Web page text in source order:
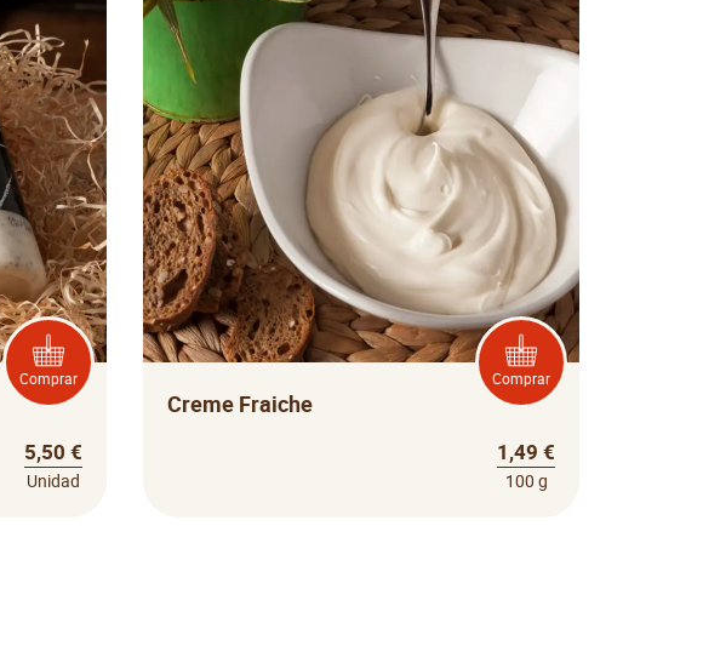
Comprar
5,50 €
Unidad
Comprar
Creme Fraiche
1,49 €
100 g